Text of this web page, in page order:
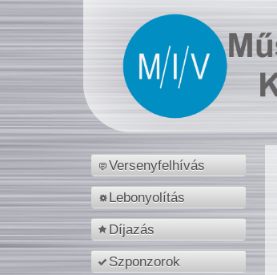
Versenyfelhívás
Lebonyolítás
Díjazás
Szponzorok